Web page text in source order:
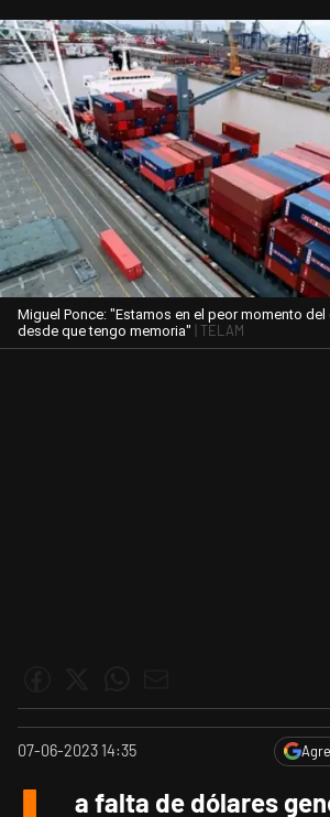
Miguel Ponce: "Estamos en el peor momento
desde que tengo memoria" | TELAM
07-06-2023 14:35
a falta de dólares